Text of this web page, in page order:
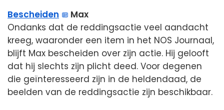
Bescheiden
Max
Ondanks dat de reddingsactie veel aandacht
kreeg, waaronder een item in het NOS Journaal,
blijft Max bescheiden over zijn actie. Hij gelooft
dat hij slechts zijn plicht deed. Voor degenen
die geïnteresseerd zijn in de heldendaad, de
beelden van de reddingsactie zijn beschikbaar.